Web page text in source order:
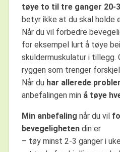
tøye to til tre ganger 20-
betyr ikke at du skal holde
Når du vil forbedre
for eksempel lurt å tøye
skuldermuskulatur i tillegg.
ryggen som trenger
Når duhar allerede
anbefalingen min å tøye
Min anbefaling når du vil
bevegelighetendin er
– tøy minst 2-3 ganger i